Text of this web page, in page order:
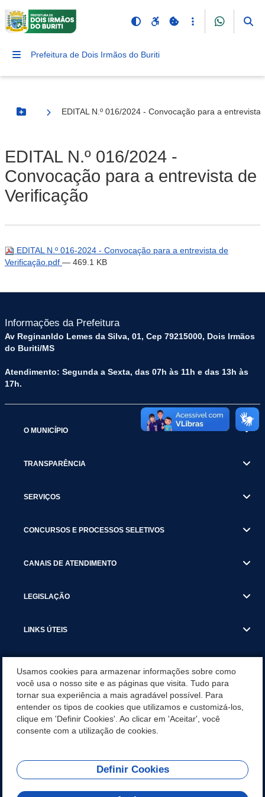
Prefeitura de Dois Irmãos do Buriti
Botão Menu
EDITAL N.º 016/2024 - Convocação para a entrevista
EDITAL N.º 016/2024 -
Convocação para a entrevista de
Verificação
EDITAL N.º 016-2024 - Convocação para a entrevista de
Verificação.pdf — 469.1 KB
Informações da Prefeitura
Av Reginanldo Lemes da Silva, 01, Cep 79215000, Dois Irmãos
do Buriti/MS
Atendimento: Segunda a Sexta, das 07h às 11h e das 13h às
17h.
O MUNICÍPIO
TRANSPARÊNCIA
SERVIÇOS
CONCURSOS E PROCESSOS SELETIVOS
CANAIS DE ATENDIMENTO
LEGISLAÇÃO
LINKS ÚTEIS
NOTÍCIAS
DOWNLOADS
REDES SOCIAIS
Usamos cookies para armazenar informações sobre como
você usa o nosso site e as páginas que visita. Tudo para
tornar sua experiência a mais agradável possível. Para
entender os tipos de cookies que utilizamos e customizá-los,
clique em 'Definir Cookies'. Ao clicar em 'Aceitar', você
consente com a utilização de cookies.
Definir Cookies